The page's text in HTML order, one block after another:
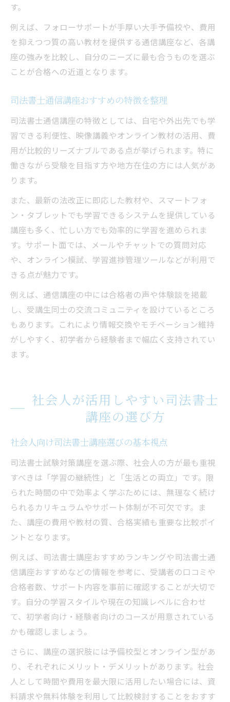
す。
例えば、フォローサポートが手厚い大手予備校や、費用
を抑えつつ質の高い教材を提供する通信講座など、各講
座の強みを比較し、自分のニーズに最も合うものを選ぶ
ことが合格への近道となります。
司法書士通信講座おすすめの特徴を整理
司法書士通信講座の特徴としては、自宅や外出先でも学
習できる利便性、映像講義やオンライン教材の活用、費
用が比較的リーズナブルである点が挙げられます。特に
働きながら受験を目指す方や地方在住の方には人気があ
ります。
また、最新の法改正に即応した教材や、スマートフォ
ン・タブレットでも学習できるシステムを提供している
講座も多く、忙しい方でも効率的に学習を進められま
す。サポート面では、メールやチャットでの質問対応
や、オンライン模試、学習進捗管理ツールなどが利用で
きる点が魅力です。
例えば、通信講座の中には合格者の声や体験談を掲載
し、受講生同士の交流コミュニティを設けているところ
もあります。これにより情報交換やモチベーション維持
がしやすく、初学者から経験者まで幅広く支持されてい
ます。
社会人が活用しやすい司法書士
講座の選び方
社会人向け司法書士講座選びの基本視点
司法書士試験対策講座を選ぶ際、社会人の方が最も重視
すべきは「学習の継続性」と「生活との両立」です。限
られた時間の中で効率よく学ぶためには、無理なく続け
られるカリキュラムやサポート体制が不可欠です。ま
た、講座の費用や教材の質、合格実績も重要な比較ポイ
ントとなります。
例えば、司法書士講座おすすめランキングや司法書士通
信講座おすすめなどの情報を参考に、受講者の口コミや
合格者数、サポート内容を事前に確認することが大切で
す。自分の学習スタイルや現在の知識レベルに合わせ
て、初学者向け・経験者向けのコースが用意されている
かも確認しましょう。
さらに、講座の選択肢には予備校型とオンライン型があ
り、それぞれにメリット・デメリットがあります。社会
人として時間や費用を最大限に活用したい場合には、資
料請求や無料体験を利用して比較検討することをおすす